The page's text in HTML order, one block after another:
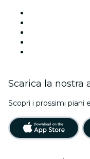
Scarica la nostra
Scopri i prossimi piani